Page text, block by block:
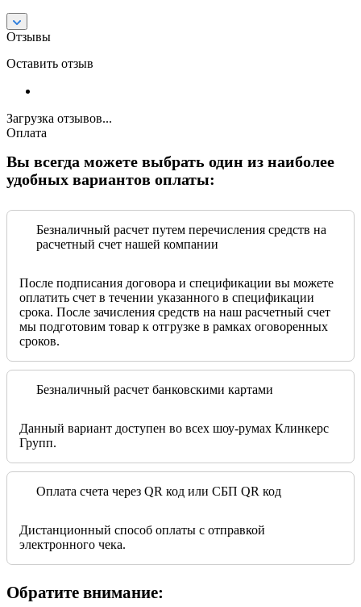
Отзывы
Оставить отзыв
Загрузка отзывов...
Оплата
Вы всегда можете выбрать один из наиболее
удобных вариантов оплаты:
Безналичный расчет путем перечисления средств на
расчетный счет нашей компании
После подписания договора и спецификации вы можете
оплатить счет в течении указанного в спецификации
срока. После зачисления средств на наш расчетный счет
мы подготовим товар к отгрузке в рамках оговоренных
сроков.
Безналичный расчет банковскими картами
Данный вариант доступен во всех шоу-румах Клинкерс
Групп.
Оплата счета через QR код или СБП QR код
Дистанционный способ оплаты с отправкой
электронного чека.
Обратите внимание: